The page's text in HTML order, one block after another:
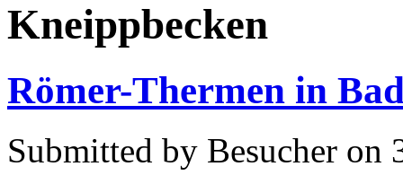
Kneippbecken
Römer-Thermen in
Submitted by Besucher on